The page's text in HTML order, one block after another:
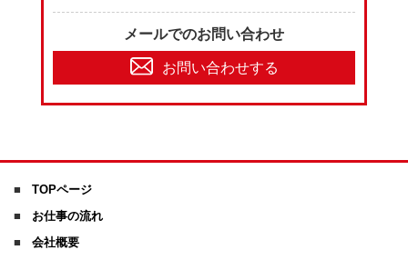
メールでのお問い合わせ
お問い合わせする
TOPページ
お仕事の流れ
会社概要